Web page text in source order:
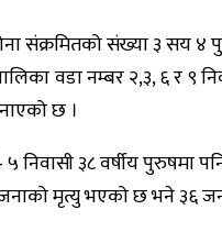
संक्रमितको संख्या ३ सय
वडा नम्बर २,३, ६ र ९
छ ।
निवासी ३८ वर्षीय पुरुषमा
मृत्यु भएको छ भने ३६